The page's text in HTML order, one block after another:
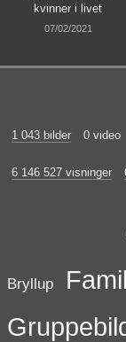
kvinner i livet
07/02/2021
1 043 bilder 0 video
6 146 527 visninger
Bryllup